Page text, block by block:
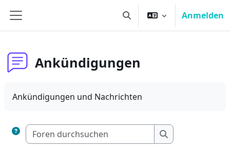
Website-Übersicht Sucheingabe umschalten
Anmelden
Ankündigungen
Ankündigungen und Nachrichten
Foren durchsuchen
Foren